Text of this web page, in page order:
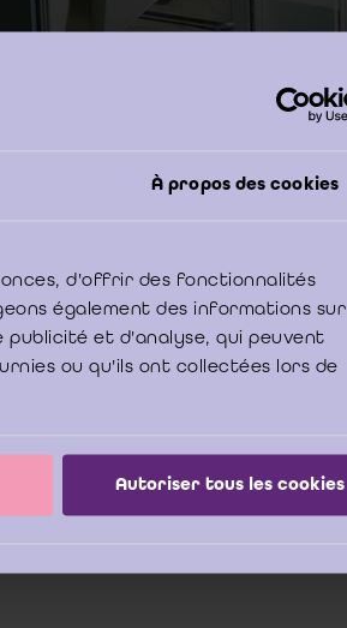
À propos des cookies
d'offrir des fonctionnalités
également des informations sur
publicité et d'analyse, qui peuvent
ou qu'ils ont collectées lors de
Autoriser tous les cookies
van de rechtbank van koophandel van
kan worden ingeleid bij
zijn de verdenkingen van gebrek aan